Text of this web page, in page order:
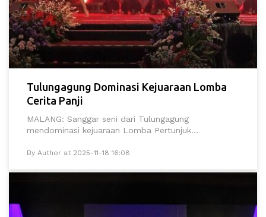
Tulungagung Dominasi Kejuaraan Lomba
Cerita Panji
MALANG: Sanggar seni dari Tulungagung
mendominasi kejuaraan Lomba Pertunjuk...
By Author at 2025-11-18 16:08